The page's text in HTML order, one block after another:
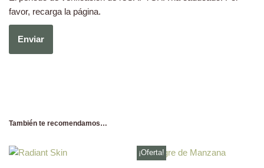
favor, recarga la página.
También te recomendamos…
¡Oferta!